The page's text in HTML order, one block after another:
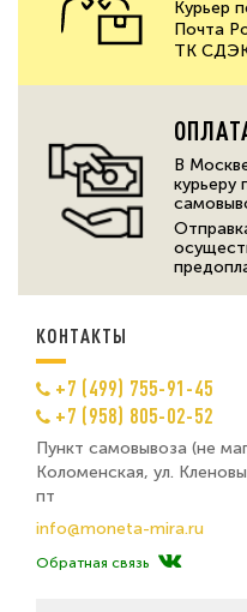
Курьер
Почта
ТК
В
курьеру
КОНТАКТЫ
+7 (499) 755-91-45
+7 (958) 805-02-52
Пункт самовывоза (не
Коломенская, ул.
пт
info@moneta-mira.ru
Обратная связь